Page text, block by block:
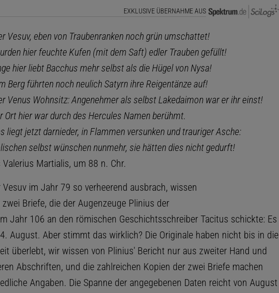
EXKLUSIVE ÜBERNAHME AUS
Vesuv, eben von Traubenranken noch grün umschattet!
hier feuchte Kufen (mit dem Saft) edler Trauben gefüllt!
hier liebt Bacchus mehr selbst als die Hügel von Nysa!
Berg führten noch neulich Satyrn ihre Reigentänze auf!
Venus Wohnsitz: Angenehmer als selbst Lakedaimon war er ihr einst!
Ort hier war durch des Hercules Namen berühmt.
liegt jetzt darnieder, in Flammen versunken und trauriger Asche:
selbst wünschen nunmehr, sie hätten dies nicht gedurft!
Martialis, um 88 n. Chr.
Vesuv im Jahr 79 so verheerend ausbrach, wissen
Briefe, die der Augenzeuge Plinius der
Jahr 106 an den römischen Geschichtsschreiber Tacitus schickte: Es
August. Aber stimmt das wirklich? Die Originale haben nicht bis in die
überlebt, wir wissen von Plinius' Bericht nur aus zweiter Hand und
Abschriften, und die zahlreichen Kopien der zwei Briefe machen
Angaben. Die Spanne der angegebenen Daten reicht von August